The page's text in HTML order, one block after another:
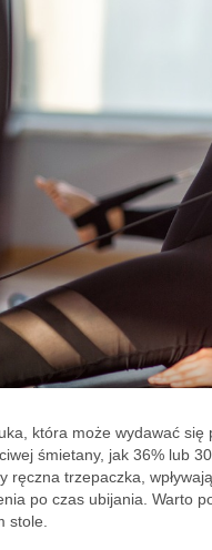
która może wydawać
śmietany, jak 36% lub
ręczna trzepaczka,
po czas ubijania. Warto
stole.